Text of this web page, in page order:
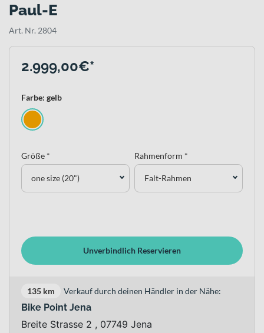
Paul-E
Art. Nr. 2804
2.999,00€*
Farbe: gelb
Größe *
one size (20")
Rahmenform *
Falt-Rahmen
Unverbindlich Reservieren
135 km Verkauf durch deinen Händler in der Nähe:
Bike Point Jena
Breite Strasse 2 , 07749 Jena